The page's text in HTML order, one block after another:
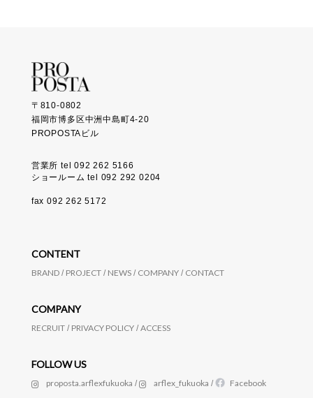
〒810-0802
福岡市博多区中洲中島町4-20
PROPOSTAビル
営業所 tel 092 262 5166
ショールーム tel 092 292 0204
fax 092 262 5172
CONTENT
BRAND PROJECT NEWS COMPANY CONTACT
COMPANY
RECRUIT PRIVACY POLICY ACCESS
FOLLOW US
proposta.arflexfukuoka arflex_fukuoka Facebook